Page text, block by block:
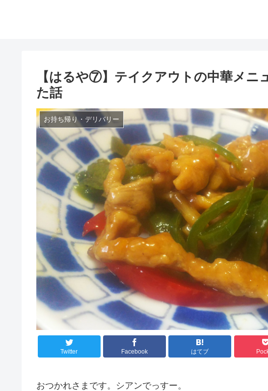
【はるや⑦】テイクアウトの中華メニ
た話
お持ち帰り・デリバリー
Twitter Facebook はてブ
おつかれさまです。シアンでっすー。